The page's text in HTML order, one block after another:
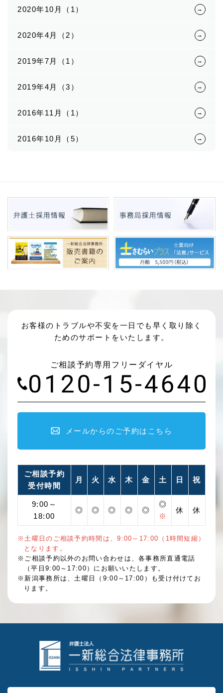
2020年10月（1）
2020年4月（2）
2019年7月（1）
2019年4月（3）
2016年11月（1）
2016年10月（5）
お客様のトラブルや不安を一日でも早く取り除く
ためのサポートをいたします。
ご相談予約専用フリーダイヤル
メールからのご予約はこちら
ご相談予約
受付時間
月 火 水 木 金 土 日 祝
9:00～
18:00
◎ ◎ ◎ ◎ ◎
◎
※
休 休
※土曜日のご相談予約時間は、9:00～17:00（1時間短縮）
となります。
※ご相談予約以外のお問い合わせは、各事務所直通電話
（平日9:00～17:00）にお願いいたします。
※新潟事務所は、土曜日（9:00～17:00）も受け付けてお
ります。